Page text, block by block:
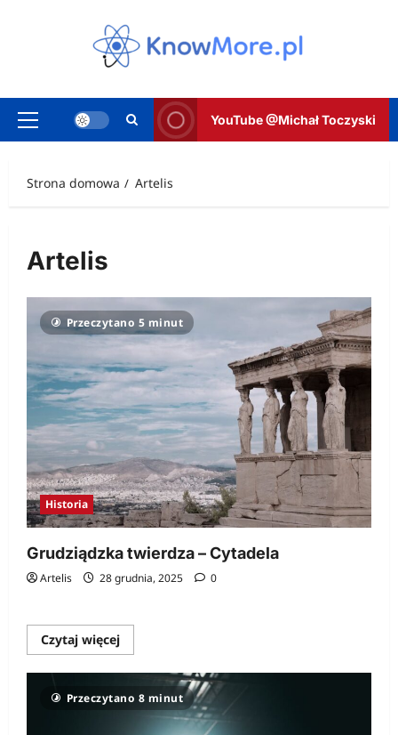
Menu
YouTube @Michał Toczyski
Strona domowa Artelis
Artelis
Przeczytano 5 minut
Historia
Grudziądzka twierdza – Cytadela
Artelis 28 grudnia, 2025 0
Czytaj więcejDowiedz
się
o
Grudziądzka
twierdza
–
Cytadela
Przeczytano 8 minut